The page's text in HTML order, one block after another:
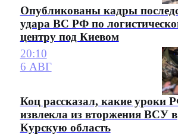
Опубликованы кадры
удара ВС РФ по
центру под Киевом
20:10
6 АВГ
Коц рассказал, какие уроки
извлекла из вторжения ВСУ в
Курскую область